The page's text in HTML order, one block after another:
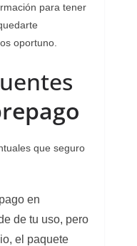
para tener
oportuno.
que seguro
en
de tu uso, pero
el paquete